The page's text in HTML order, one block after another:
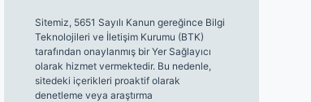
Sitemiz, 5651 Sayılı Kanun gereğince Bilgi
Teknolojileri ve İletişim Kurumu (BTK)
tarafından onaylanmış bir Yer Sağlayıcı
olarak hizmet vermektedir. Bu nedenle,
sitedeki içerikleri proaktif olarak
denetleme veya araştırma